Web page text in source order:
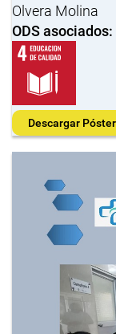
Olvera Molina
ODS asociados:
Descargar Póster